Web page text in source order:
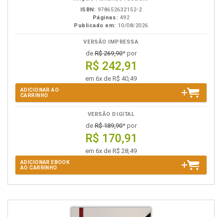
ISBN: 978652632152-2
Páginas: 492
Publicado em: 10/08/2026
VERSÃO IMPRESSA
deR$ 269,90* por
R$ 242,91
em 6x de R$ 40,49
ADICIONAR AO
CARRINHO
VERSÃO DIGITAL
deR$ 189,90* por
R$ 170,91
em 6x de R$ 28,49
ADICIONAR EBOOK
AO CARRINHO